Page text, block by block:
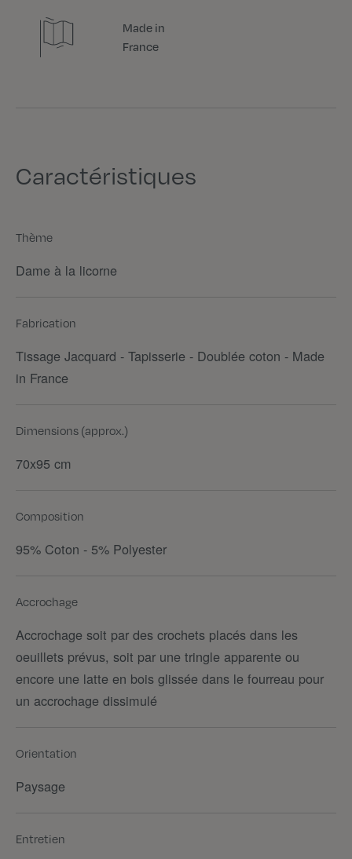
Made in
France
Caractéristiques
Thème
Dame à la licorne
Fabrication
Tissage Jacquard - Tapisserie - Doublée coton - Made
in France
Dimensions (approx.)
70x95 cm
Composition
95% Coton - 5% Polyester
Accrochage
Accrochage soit par des crochets placés dans les
oeuillets prévus, soit par une tringle apparente ou
encore une latte en bois glissée dans le fourreau pour
un accrochage dissimulé
Orientation
Paysage
Entretien